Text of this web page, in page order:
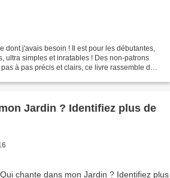
dont j'avais besoin ! Il est pour les débutantes,
ultra simples et inratables ! Des non-patrons
à pas précis et clairs, ce livre rassemble des
Jardin ? Identifiez plus de